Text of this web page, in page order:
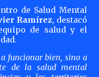
de Salud Mental
Ramírez, destacó
de salud y el
funcionar bien, sino a
de la salud mental